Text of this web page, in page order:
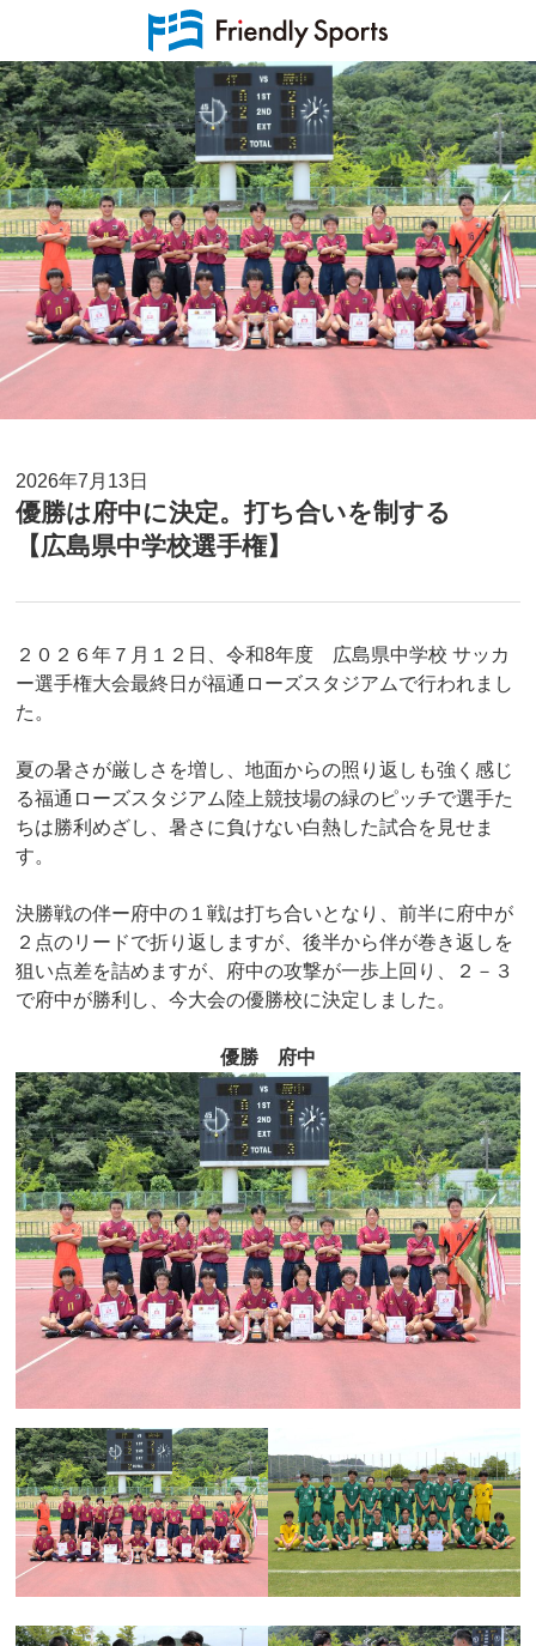
2026年7月13日
優勝は府中に決定。打ち合いを制する
【広島県中学校選手権】
２０２６年７月１２日、令和8年度 広島県中学校 サッカ
ー選手権大会最終日が福通ローズスタジアムで行われまし
た。
夏の暑さが厳しさを増し、地面からの照り返しも強く感じ
る福通ローズスタジアム陸上競技場の緑のピッチで選手た
ちは勝利めざし、暑さに負けない白熱した試合を見せま
す。
決勝戦の伴ー府中の１戦は打ち合いとなり、前半に府中が
２点のリードで折り返しますが、後半から伴が巻き返しを
狙い点差を詰めますが、府中の攻撃が一歩上回り、２－３
で府中が勝利し、今大会の優勝校に決定しました。
優勝 府中